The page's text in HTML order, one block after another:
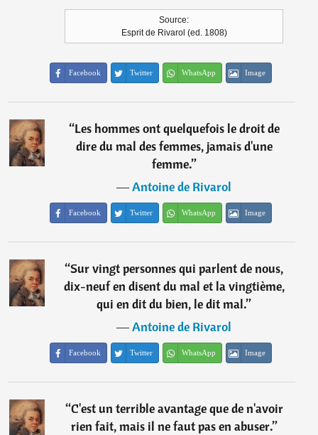
Source:
Esprit de Rivarol (ed. 1808)
Facebook Twitter WhatsApp Image
“Les hommes ont quelquefois le droit de
dire du mal des femmes, jamais d'une
femme.”
―Antoine de Rivarol
Facebook Twitter WhatsApp Image
“Sur vingt personnes qui parlent de nous,
dix-neuf en disent du mal et la vingtième,
qui en dit du bien, le dit mal.”
―Antoine de Rivarol
Facebook Twitter WhatsApp Image
“C'est un terrible avantage que de n'avoir
rien fait, mais il ne faut pas en abuser.”